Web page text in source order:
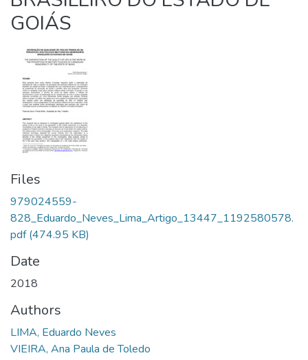
GOIÁS
Files
979024559-
828_Eduardo_Neves_Lima_Artigo_13447_1192580578.
pdf(474.95 KB)
Date
2018
Authors
LIMA, Eduardo Neves
VIEIRA, Ana Paula de Toledo